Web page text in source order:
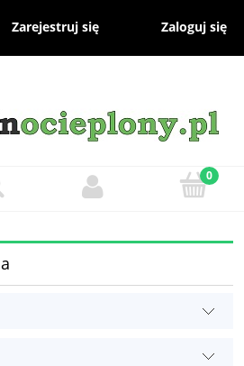
Zarejestruj się Zaloguj się